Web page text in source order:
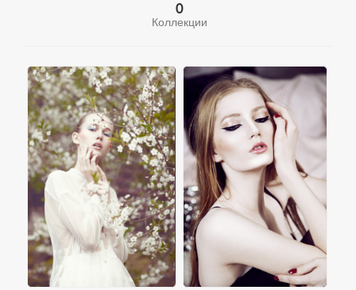
0
Коллекции